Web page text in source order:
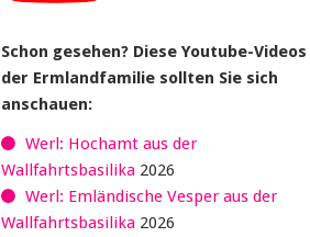
Schon gesehen? Diese Youtube-Videos
der Ermlandfamilie sollten Sie sich
anschauen:
Werl: Hochamt aus der
Wallfahrtsbasilika 2026
Werl: Emländische Vesper aus der
Wallfahrtsbasilika 2026